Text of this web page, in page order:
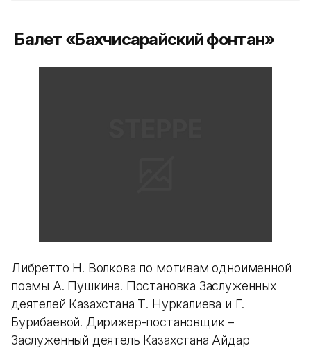
Балет «Бахчисарайский фонтан»
Либретто Н. Волкова по мотивам одноименной
поэмы А. Пушкина. Постановка Заслуженных
деятелей Казахстана Т. Нуркалиева и Г.
Бурибаевой. Дирижер-постановщик –
Заслуженный деятель Казахстана Айдар